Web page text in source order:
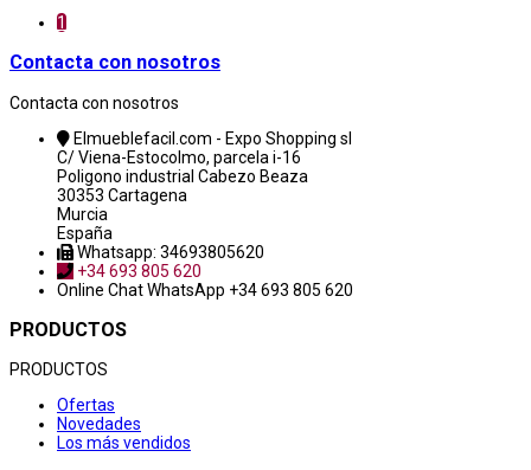
1
Contacta con nosotros
Contacta con nosotros
Elmueblefacil.com - Expo Shopping sl
C/ Viena-Estocolmo, parcela i-16
Poligono industrial Cabezo Beaza
30353 Cartagena
Murcia
España
Whatsapp: 34693805620
+34 693 805 620
Online ChatWhatsApp +34 693 805 620
PRODUCTOS
PRODUCTOS
Ofertas
Novedades
Los más vendidos